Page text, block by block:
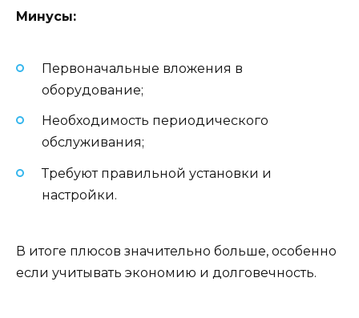
Минусы:
Первоначальные вложения в
оборудование;
Необходимость периодического
обслуживания;
Требуют правильной установки и
настройки.
В итоге плюсов значительно больше, особенно
если учитывать экономию и долговечность.